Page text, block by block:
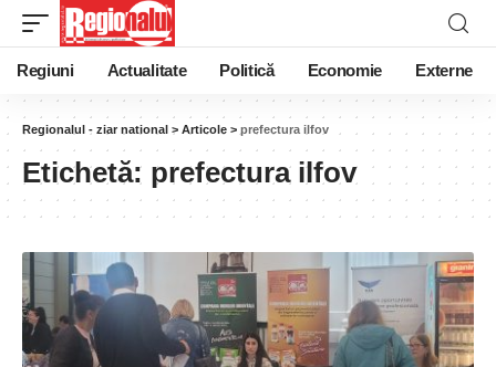
Regiuni Actualitate Politică Economie Externe
Regionalul - ziar national > Articole > prefectura ilfov
Etichetă: prefectura ilfov